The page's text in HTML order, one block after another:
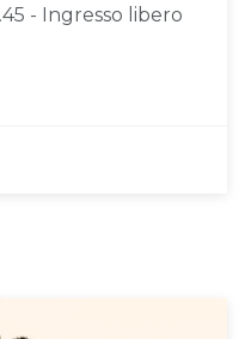
- Ingresso libero